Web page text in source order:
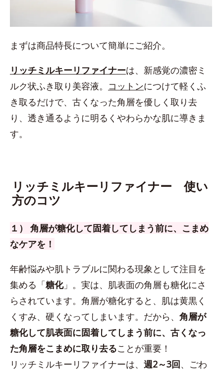
まずは商品特長について簡単にご紹介。
リッチミルキーリファイナーは、新感覚の濃密ミ
ルク状ふき取り美容液。 コットンにつけて軽くふ
き取るだけで、古くなった角層を優しく取り去
り、透き通るように明るくやわらかな肌に導きま
す。
リッチミルキーリファイナー 使い
方のコツ
１） 角層が糖化して固着してしまう前に、こまめ
なケアを！
年齢悩みや肌トラブルに関わる現象として注目を
集める「糖化」。実は、肌表面の角層も糖化にさ
らされています。角層が糖化すると、肌は黄黒く
くすみ、硬くなってしまいます。だから、 角層が
糖化して肌表面に固着してしまう前に、古くなっ
た角層をこまめに取り去ることが重要！
リッチミルキーリファイナーは、 週2～3回、ごわ